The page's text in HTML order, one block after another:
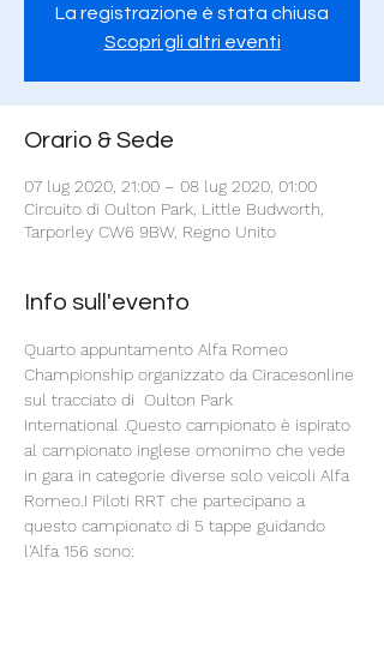
La registrazione è stata chiusa
Scopri gli altri eventi
Orario & Sede
07 lug 2020, 21:00 – 08 lug 2020, 01:00
Circuito di Oulton Park, Little Budworth,
Tarporley CW6 9BW, Regno Unito
Info sull'evento
Quarto appuntamento Alfa Romeo
Championship organizzato da Ciracesonline
sul tracciato di  Oulton Park
International .Questo campionato è ispirato
al campionato inglese omonimo che vede
in gara in categorie diverse solo veicoli Alfa
Romeo.I Piloti RRT che partecipano a
questo campionato di 5 tappe guidando
l'Alfa 156 sono: